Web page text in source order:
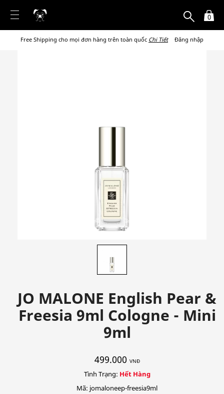
0
Free Shipping cho mọi đơn hàng trên toàn quốc Chi Tiết Đăng nhập
JO MALONE English Pear &
Freesia 9ml Cologne - Mini
9ml
499.000 VNĐ
Tình Trạng: Hết Hàng
Mã: jomaloneep-freesia9ml